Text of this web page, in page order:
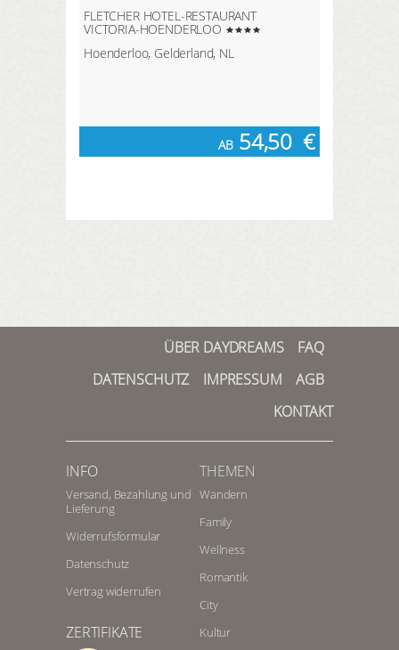
FLETCHER HOTEL-RESTAURANT
VICTORIA-HOENDERLOO
Hoenderloo, Gelderland, NL
AB 54,50 €
ÜBER DAYDREAMS
FAQ
DATENSCHUTZ
IMPRESSUM
AGB
KONTAKT
INFO
Versand, Bezahlung und
Lieferung
Widerrufsformular
Datenschutz
Vertrag widerrufen
ZERTIFIKATE
THEMEN
Wandern
Family
Wellness
Romantik
City
Kultur